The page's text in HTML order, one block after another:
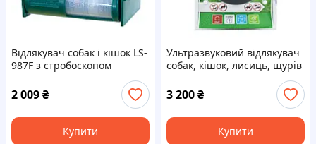
Відлякувач собак і кішок LS-
987F з стробоскопом
2 009₴
Купити
Ультразвуковий відлякувач
собак, кішок, лисиць, щурів
Weitech WK 0100, Бельгія,
акумулятор USB
3 200₴
Купити